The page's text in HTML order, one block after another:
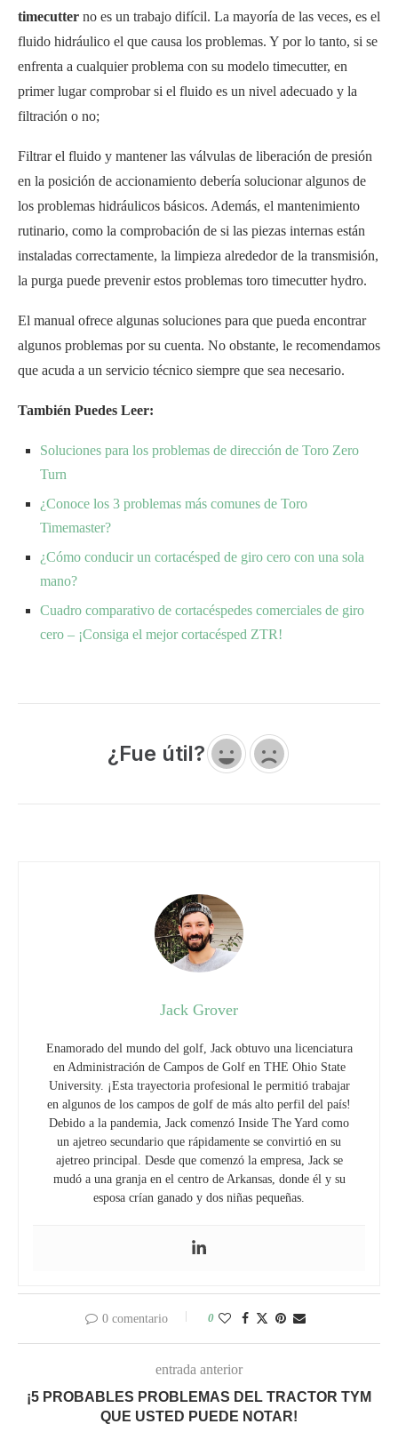
timecutter no es un trabajo difícil. La mayoría de las veces, es el
fluido hidráulico el que causa los problemas. Y por lo tanto, si se
enfrenta a cualquier problema con su modelo timecutter, en
primer lugar comprobar si el fluido es un nivel adecuado y la
filtración o no;
Filtrar el fluido y mantener las válvulas de liberación de presión
en la posición de accionamiento debería solucionar algunos de
los problemas hidráulicos básicos. Además, el mantenimiento
rutinario, como la comprobación de si las piezas internas están
instaladas correctamente, la limpieza alrededor de la transmisión,
la purga puede prevenir estos problemas toro timecutter hydro.
El manual ofrece algunas soluciones para que pueda encontrar
algunos problemas por su cuenta. No obstante, le recomendamos
que acuda a un servicio técnico siempre que sea necesario.
También Puedes Leer:
Soluciones para los problemas de dirección de Toro Zero
Turn
¿Conoce los 3 problemas más comunes de Toro
Timemaster?
¿Cómo conducir un cortacésped de giro cero con una sola
mano?
Cuadro comparativo de cortacéspedes comerciales de giro
cero – ¡Consiga el mejor cortacésped ZTR!
¿Fue útil?
Jack Grover
Enamorado del mundo del golf, Jack obtuvo una licenciatura
en Administración de Campos de Golf en THE Ohio State
University. ¡Esta trayectoria profesional le permitió trabajar
en algunos de los campos de golf de más alto perfil del país!
Debido a la pandemia, Jack comenzó Inside The Yard como
un ajetreo secundario que rápidamente se convirtió en su
ajetreo principal. Desde que comenzó la empresa, Jack se
mudó a una granja en el centro de Arkansas, donde él y su
esposa crían ganado y dos niñas pequeñas.
0 comentario 0
entrada anterior
¡5 PROBABLES PROBLEMAS DEL TRACTOR TYM
QUE USTED PUEDE NOTAR!